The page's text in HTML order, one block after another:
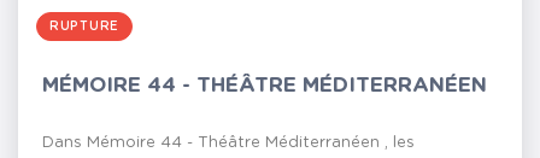
RUPTURE
MÉMOIRE 44 - THÉÂTRE MÉDITERRANÉEN
Dans Mémoire 44 - Théâtre Méditerranéen , les